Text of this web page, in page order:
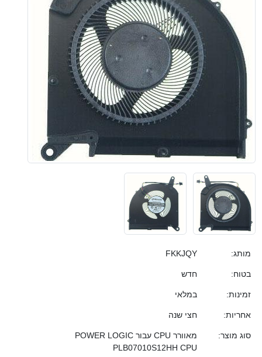
מותג: FKKJQY
בטוח: חדש
זמינות: במלאי
אחריות: חצי שנה
סוג מוצר:
מאוורר CPU עבור POWER LOGIC
PLB07010S12HH CPU